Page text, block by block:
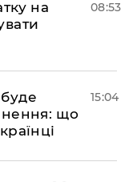
на
08:53
що
15:04